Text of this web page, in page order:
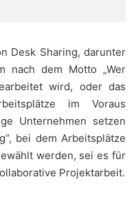
Desk Sharing, darunter
nach dem Motto „Wer
wird, oder das
im Voraus
Unternehmen setzen
bei dem Arbeitsplätze
werden, sei es für
Projektarbeit.